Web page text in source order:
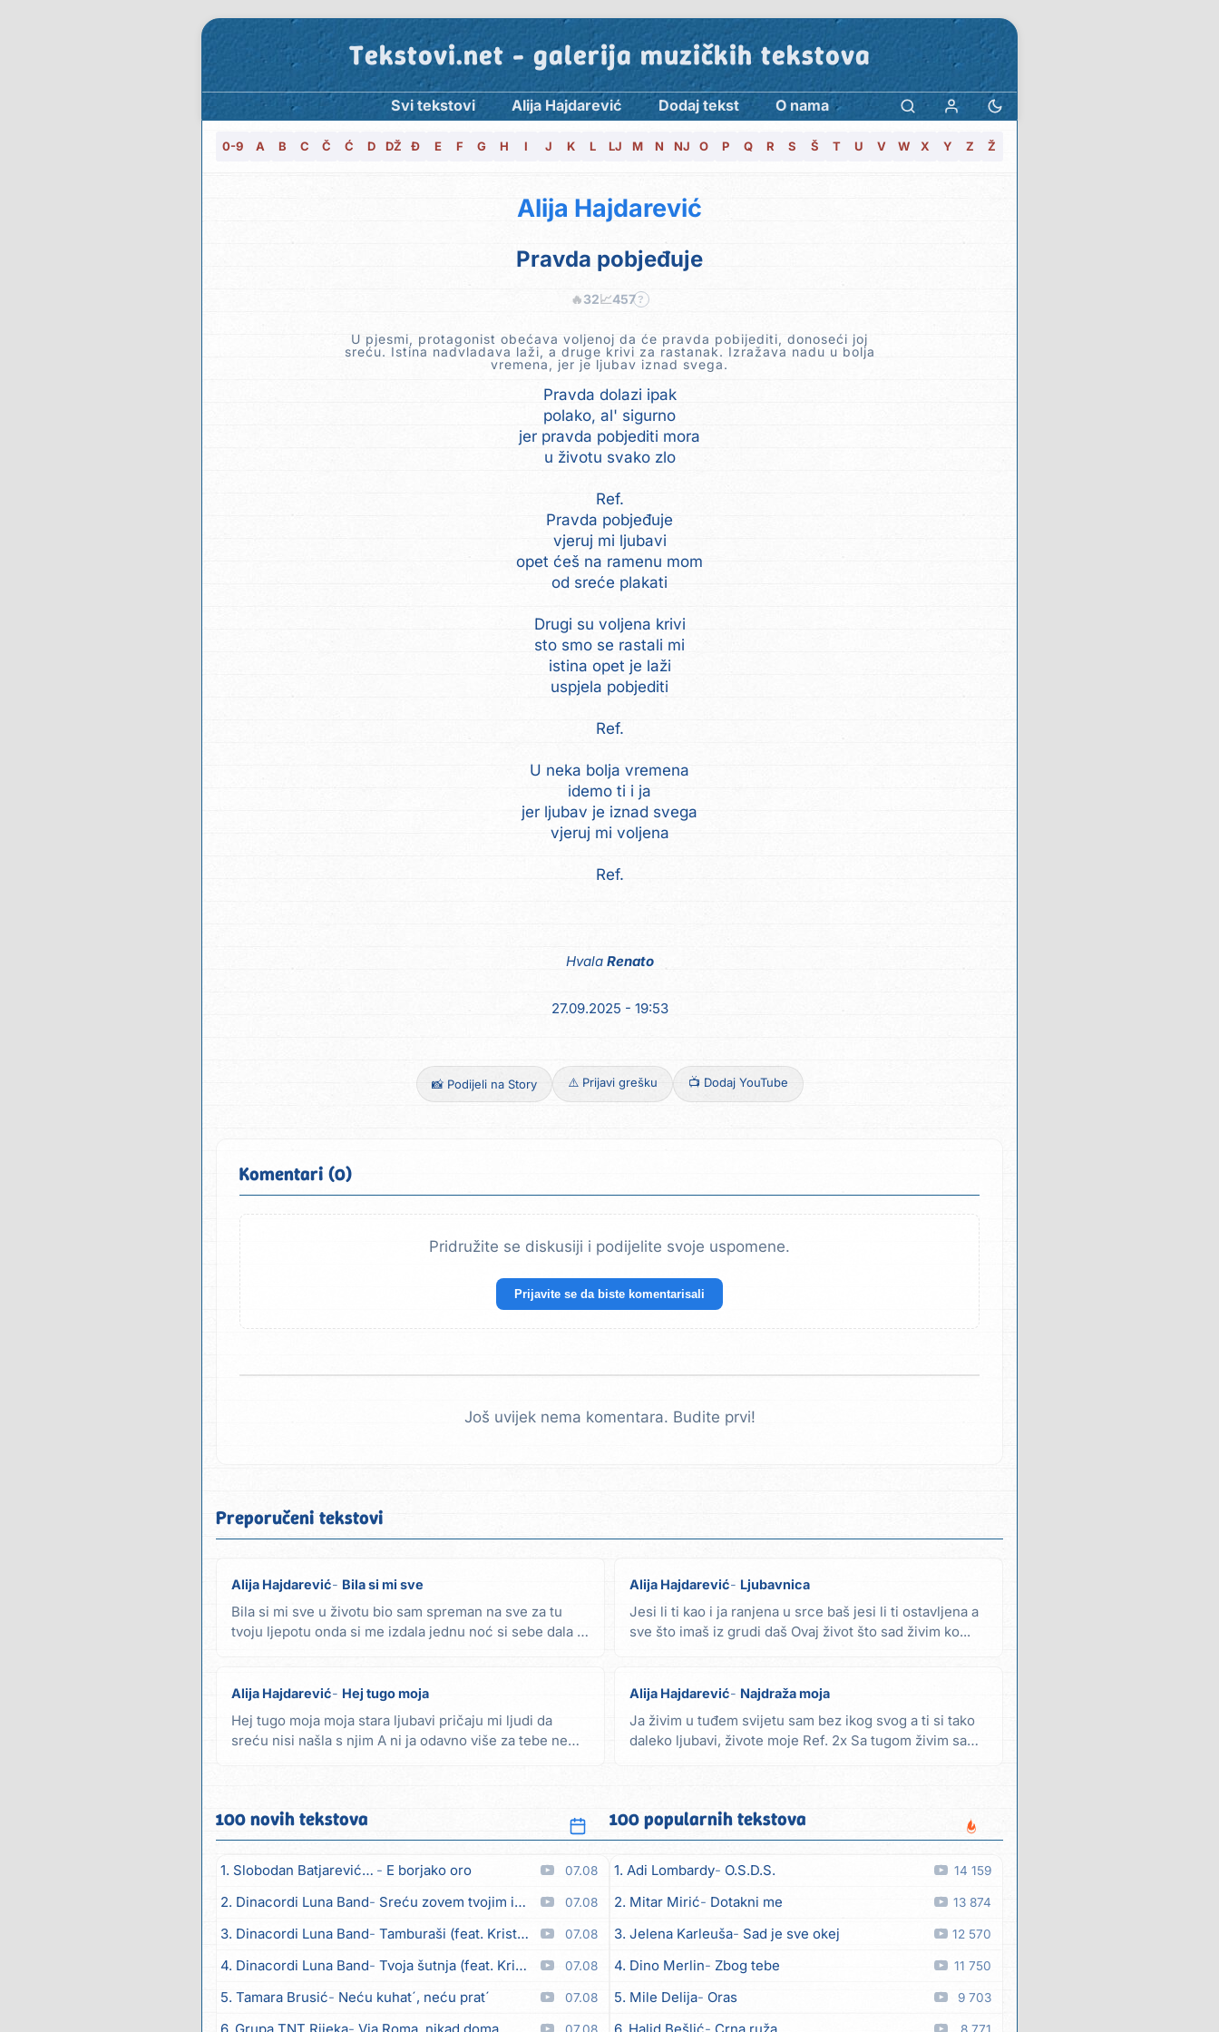
Tekstovi.net - galerija muzičkih tekstova
Svi tekstovi Alija Hajdarević Dodaj tekst O nama
0-9 A B C Č Ć D DŽ Đ E F G H I J K L LJ M N NJ O P Q R S Š T U V W X Y Z Ž
Alija Hajdarević
Pravda pobjeđuje
🔥32📈457 ?
U pjesmi, protagonist obećava voljenoj da će pravda pobijediti, donoseći joj
sreću. Istina nadvladava laži, a druge krivi za rastanak. Izražava nadu u bolja
vremena, jer je ljubav iznad svega.
Pravda dolazi ipak
polako, al' sigurno
jer pravda pobjediti mora
u životu svako zlo
Ref.
Pravda pobjeđuje
vjeruj mi ljubavi
opet ćeš na ramenu mom
od sreće plakati
Drugi su voljena krivi
sto smo se rastali mi
istina opet je laži
uspjela pobjediti
Ref.
U neka bolja vremena
idemo ti i ja
jer ljubav je iznad svega
vjeruj mi voljena
Ref.
Hvala Renato
27.09.2025 - 19:53
📸 Podijeli na Story ⚠️ Prijavi grešku 📺 Dodaj YouTube
Komentari (0)
Pridružite se diskusiji i podijelite svoje uspomene.
Prijavite se da biste komentarisali
Još uvijek nema komentara. Budite prvi!
Preporučeni tekstovi
Alija Hajdarević Bila si mi sve
Bila si mi sve u životu bio sam spreman na sve za tu
tvoju ljepotu onda si me izdala jednu noć si sebe dala al
Alija Hajdarević Ljubavnica
Jesi li ti kao i ja ranjena u srce baš jesi li ti ostavljena a
sve što imaš iz grudi daš Ovaj život što sad živim ko...
Alija Hajdarević Hej tugo moja
Hej tugo moja moja stara ljubavi pričaju mi ljudi da
sreću nisi našla s njim A ni ja odavno više za tebe ne
Alija Hajdarević Najdraža moja
Ja živim u tuđem svijetu sam bez ikog svog a ti si tako
daleko ljubavi, živote moje Ref. 2x Sa tugom živim sam
100 novih tekstova
1. Slobodan Batjarević Čobe E borjako oro 07.08
2. Dinacordi Luna Band Sreću zovem tvojim imenom (feat. Kristina Smetko) 07.08
3. Dinacordi Luna Band Tamburaši (feat. Kristina Smetko) 07.08
4. Dinacordi Luna Band Tvoja šutnja (feat. Kristina Smetko) 07.08
5. Tamara Brusić Neću kuhat´, neću prat´ 07.08
100 popularnih tekstova
1. Adi Lombardy O.S.D.S. 14 159
2. Mitar Mirić Dotakni me 13 874
3. Jelena Karleuša Sad je sve okej 12 570
4. Dino Merlin Zbog tebe 11 750
5. Mile Delija Oras 9 703